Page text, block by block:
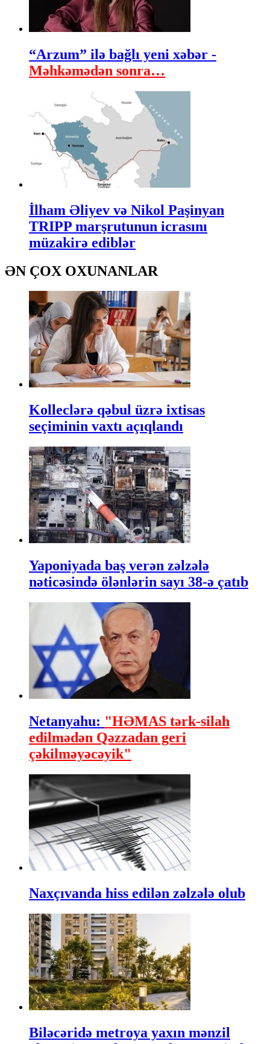
“Arzum” ilə bağlı yeni xəbər -
Məhkəmədən sonra…
İlham Əliyev və Nikol Paşinyan
TRIPP marşrutunun icrasını
müzakirə ediblər
ƏN ÇOX OXUNANLAR
Kolleclərə qəbul üzrə ixtisas
seçiminin vaxtı açıqlandı
Yaponiyada baş verən zəlzələ
nəticəsində ölənlərin sayı 38-ə çatıb
Netanyahu: "HƏMAS tərk-silah
edilmədən Qəzzadan geri
çəkilməyəcəyik"
Naxçıvanda hiss edilən zəlzələ olub
Biləcəridə metroya yaxın mənzil